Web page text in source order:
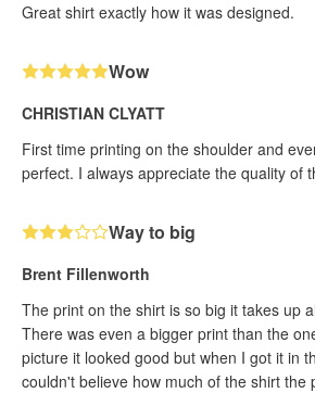
Great shirt exactly how it was designed.
Wow
CHRISTIAN CLYATT
First time printing on the shoulder and
perfect. I always appreciate the quality of
Way to big
Brent Fillenworth
The print on the shirt is so big it takes up
There was even a bigger print than the
picture it looked good but when I got it in
couldn't believe how much of the shirt the